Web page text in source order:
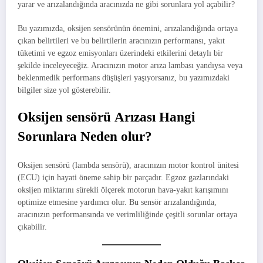
yarar ve arızalandığında aracınızda ne gibi sorunlara yol açabilir?
Bu yazımızda, oksijen sensörünün önemini, arızalandığında ortaya
çıkan belirtileri ve bu belirtilerin aracınızın performansı, yakıt
tüketimi ve egzoz emisyonları üzerindeki etkilerini detaylı bir
şekilde inceleyeceğiz. Aracınızın motor arıza lambası yandıysa veya
beklenmedik performans düşüşleri yaşıyorsanız, bu yazımızdaki
bilgiler size yol gösterebilir.
Oksijen sensörü Arızası Hangi
Sorunlara Neden olur?
Oksijen sensörü (lambda sensörü), aracınızın motor kontrol ünitesi
(ECU) için hayati öneme sahip bir parçadır. Egzoz gazlarındaki
oksijen miktarını sürekli ölçerek motorun hava-yakıt karışımını
optimize etmesine yardımcı olur. Bu sensör arızalandığında,
aracınızın performansında ve verimliliğinde çeşitli sorunlar ortaya
çıkabilir.